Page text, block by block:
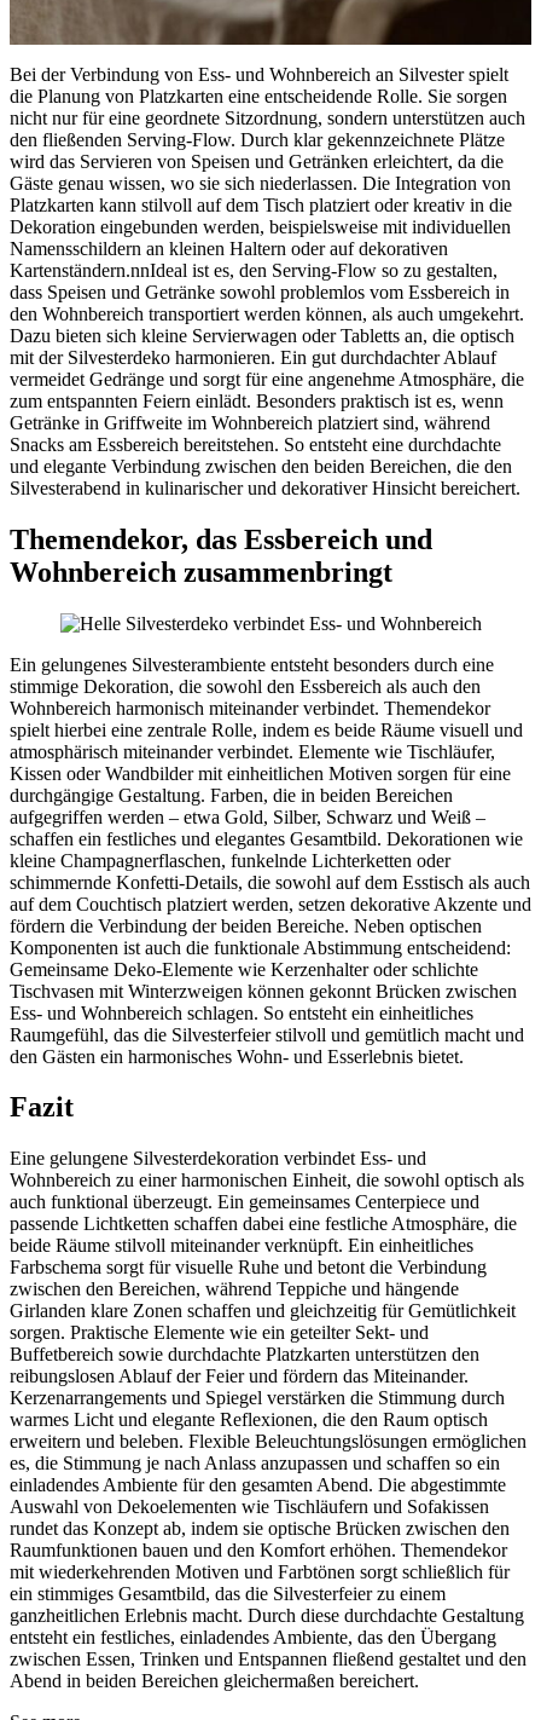
Bei der Verbindung von Ess- und Wohnbereich an Silvester spielt
die Planung von Platzkarten eine entscheidende Rolle. Sie sorgen
nicht nur für eine geordnete Sitzordnung, sondern unterstützen auch
den fließenden Serving-Flow. Durch klar gekennzeichnete Plätze
wird das Servieren von Speisen und Getränken erleichtert, da die
Gäste genau wissen, wo sie sich niederlassen. Die Integration von
Platzkarten kann stilvoll auf dem Tisch platziert oder kreativ in die
Dekoration eingebunden werden, beispielsweise mit individuellen
Namensschildern an kleinen Haltern oder auf dekorativen
Kartenständern.nnIdeal ist es, den Serving-Flow so zu gestalten,
dass Speisen und Getränke sowohl problemlos vom Essbereich in
den Wohnbereich transportiert werden können, als auch umgekehrt.
Dazu bieten sich kleine Servierwagen oder Tabletts an, die optisch
mit der Silvesterdeko harmonieren. Ein gut durchdachter Ablauf
vermeidet Gedränge und sorgt für eine angenehme Atmosphäre, die
zum entspannten Feiern einlädt. Besonders praktisch ist es, wenn
Getränke in Griffweite im Wohnbereich platziert sind, während
Snacks am Essbereich bereitstehen. So entsteht eine durchdachte
und elegante Verbindung zwischen den beiden Bereichen, die den
Silvesterabend in kulinarischer und dekorativer Hinsicht bereichert.
Themendekor, das Essbereich und
Wohnbereich zusammenbringt
Ein gelungenes Silvesterambiente entsteht besonders durch eine
stimmige Dekoration, die sowohl den Essbereich als auch den
Wohnbereich harmonisch miteinander verbindet. Themendekor
spielt hierbei eine zentrale Rolle, indem es beide Räume visuell und
atmosphärisch miteinander verbindet. Elemente wie Tischläufer,
Kissen oder Wandbilder mit einheitlichen Motiven sorgen für eine
durchgängige Gestaltung. Farben, die in beiden Bereichen
aufgegriffen werden – etwa Gold, Silber, Schwarz und Weiß –
schaffen ein festliches und elegantes Gesamtbild. Dekorationen wie
kleine Champagnerflaschen, funkelnde Lichterketten oder
schimmernde Konfetti-Details, die sowohl auf dem Esstisch als auch
auf dem Couchtisch platziert werden, setzen dekorative Akzente und
fördern die Verbindung der beiden Bereiche. Neben optischen
Komponenten ist auch die funktionale Abstimmung entscheidend:
Gemeinsame Deko-Elemente wie Kerzenhalter oder schlichte
Tischvasen mit Winterzweigen können gekonnt Brücken zwischen
Ess- und Wohnbereich schlagen. So entsteht ein einheitliches
Raumgefühl, das die Silvesterfeier stilvoll und gemütlich macht und
den Gästen ein harmonisches Wohn- und Esserlebnis bietet.
Fazit
Eine gelungene Silvesterdekoration verbindet Ess- und
Wohnbereich zu einer harmonischen Einheit, die sowohl optisch als
auch funktional überzeugt. Ein gemeinsames Centerpiece und
passende Lichtketten schaffen dabei eine festliche Atmosphäre, die
beide Räume stilvoll miteinander verknüpft. Ein einheitliches
Farbschema sorgt für visuelle Ruhe und betont die Verbindung
zwischen den Bereichen, während Teppiche und hängende
Girlanden klare Zonen schaffen und gleichzeitig für Gemütlichkeit
sorgen. Praktische Elemente wie ein geteilter Sekt- und
Buffetbereich sowie durchdachte Platzkarten unterstützen den
reibungslosen Ablauf der Feier und fördern das Miteinander.
Kerzenarrangements und Spiegel verstärken die Stimmung durch
warmes Licht und elegante Reflexionen, die den Raum optisch
erweitern und beleben. Flexible Beleuchtungslösungen ermöglichen
es, die Stimmung je nach Anlass anzupassen und schaffen so ein
einladendes Ambiente für den gesamten Abend. Die abgestimmte
Auswahl von Dekoelementen wie Tischläufern und Sofakissen
rundet das Konzept ab, indem sie optische Brücken zwischen den
Raumfunktionen bauen und den Komfort erhöhen. Themendekor
mit wiederkehrenden Motiven und Farbtönen sorgt schließlich für
ein stimmiges Gesamtbild, das die Silvesterfeier zu einem
ganzheitlichen Erlebnis macht. Durch diese durchdachte Gestaltung
entsteht ein festliches, einladendes Ambiente, das den Übergang
zwischen Essen, Trinken und Entspannen fließend gestaltet und den
Abend in beiden Bereichen gleichermaßen bereichert.